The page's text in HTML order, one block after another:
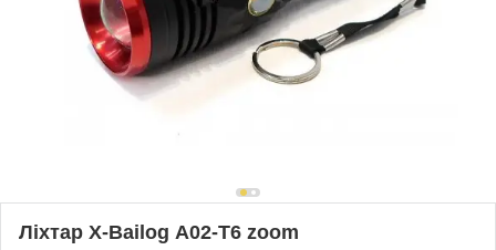
Ліхтар X-Bailog А02-Т6 zoom